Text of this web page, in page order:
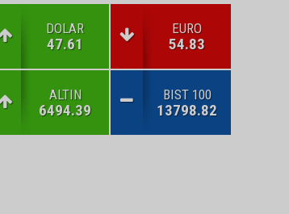
DOLAR
47.61
EURO
54.83
ALTIN
6494.39
BIST 100
13798.82